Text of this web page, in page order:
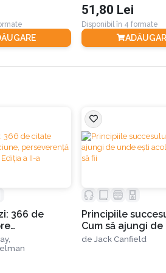
obligatorie pe care trebuie să o
crede Gallo, pasiunea este
51,80 Lei
Disponibil în 4 formate
366 de
și arta de a
Principiile
Cum să ajungi
eşti acolo unde
de Jack Canfield